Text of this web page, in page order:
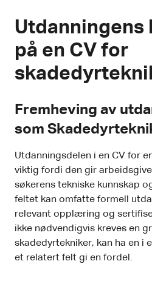
Utdanningens
på en CV for
Fremheving av
som
Utdanningsdelen i en CV for
viktig fordi den gir
søkerens tekniske kunnskap
feltet kan omfatte formell
relevant opplæring og
ikke nødvendigvis kreves en
skadedyrtekniker, kan ha en i
et relatert felt gi en fordel.